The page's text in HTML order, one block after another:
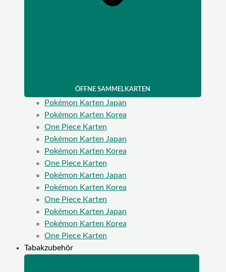
ÖFFNE SAMMELKARTEN
Pokémon Karten Japan
Pokémon Karten Korea
One Piece Karten
Pokémon Karten Japan
Pokémon Karten Korea
One Piece Karten
Pokémon Karten Japan
Pokémon Karten Korea
One Piece Karten
Pokémon Karten Japan
Pokémon Karten Korea
One Piece Karten
Tabakzubehör